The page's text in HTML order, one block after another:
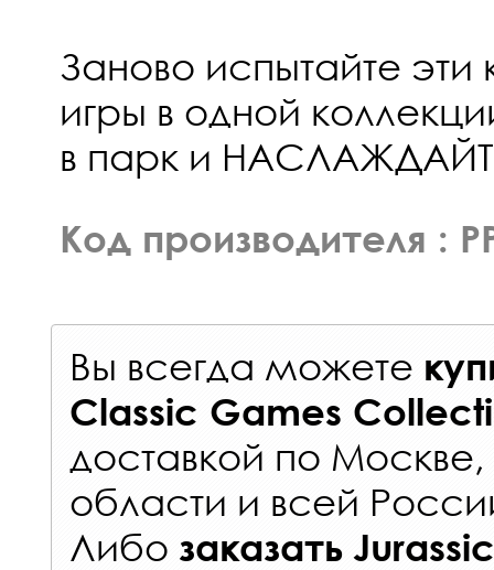
Заново испытайте эти
игры в одной
в парк и
Код производителя :
Вы всегда можете
Classic Games
доставкой по
области и всей
Либо заказать